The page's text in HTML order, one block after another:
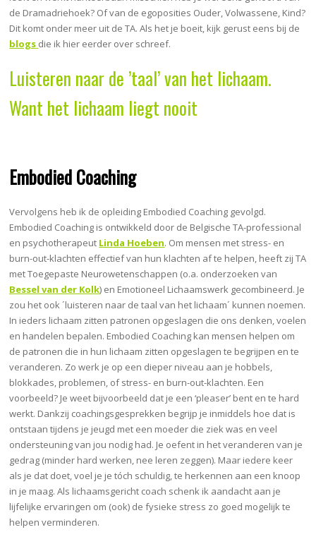
de Dramadriehoek? Of van de egoposities Ouder, Volwassene, Kind?
Dit komt onder meer uit de TA. Als het je boeit, kijk gerust eens bij de
blogs die ik hier eerder over schreef.
Luisteren naar de ’taal’ van het lichaam.
Want het lichaam liegt nooit
Embodied Coaching
Vervolgens heb ik de opleiding Embodied Coaching gevolgd.
Embodied Coaching is ontwikkeld door de Belgische TA-professional
en psychotherapeut Linda Hoeben. Om mensen met stress- en
burn-out-klachten effectief van hun klachten af te helpen, heeft zij TA
met Toegepaste Neurowetenschappen (o.a. onderzoeken van
Bessel van der Kolk) en Emotioneel Lichaamswerk gecombineerd. Je
zou het ook ´luisteren naar de taal van het lichaam´ kunnen noemen.
In ieders lichaam zitten patronen opgeslagen die ons denken, voelen
en handelen bepalen. Embodied Coaching kan mensen helpen om
de patronen die in hun lichaam zitten opgeslagen te begrijpen en te
veranderen. Zo werk je op een dieper niveau aan je hobbels,
blokkades, problemen, of stress- en burn-out-klachten. Een
voorbeeld? Je weet bijvoorbeeld dat je een ‘pleaser’ bent en te hard
werkt. Dankzij coachingsgesprekken begrijp je inmiddels hoe dat is
ontstaan tijdens je jeugd met een moeder die ziek was en veel
ondersteuning van jou nodig had. Je oefent in het veranderen van je
gedrag (minder hard werken, nee leren zeggen). Maar iedere keer
als je dat doet, voel je je tóch schuldig, te herkennen aan een knoop
in je maag. Als lichaamsgericht coach schenk ik aandacht aan je
lijfelijke ervaringen om (ook) de fysieke stress zo goed mogelijk te
helpen verminderen.